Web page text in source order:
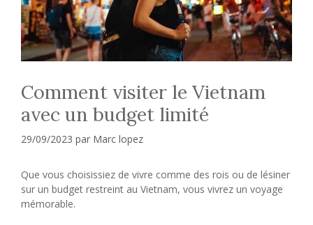
Comment visiter le Vietnam
avec un budget limité
29/09/2023 par Marc lopez
Que vous choisissiez de vivre comme des rois ou de lésiner
sur un budget restreint au Vietnam, vous vivrez un voyage
mémorable.